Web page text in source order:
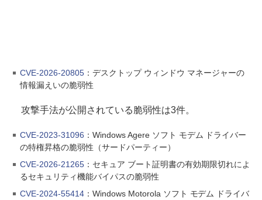
CVE-2026-20805：デスクトップ ウィンドウ マネージャーの
情報漏えいの脆弱性
攻撃手法が公開されている脆弱性は3件。
CVE-2023-31096 ：Windows Agere ソフト モデム ドライバー
の特権昇格の脆弱性（サードパーティー）
CVE-2026-21265：セキュア ブート証明書の有効期限切れによ
るセキュリティ機能バイパスの脆弱性
CVE-2024-55414：Windows Motorola ソフト モデム ドライバ